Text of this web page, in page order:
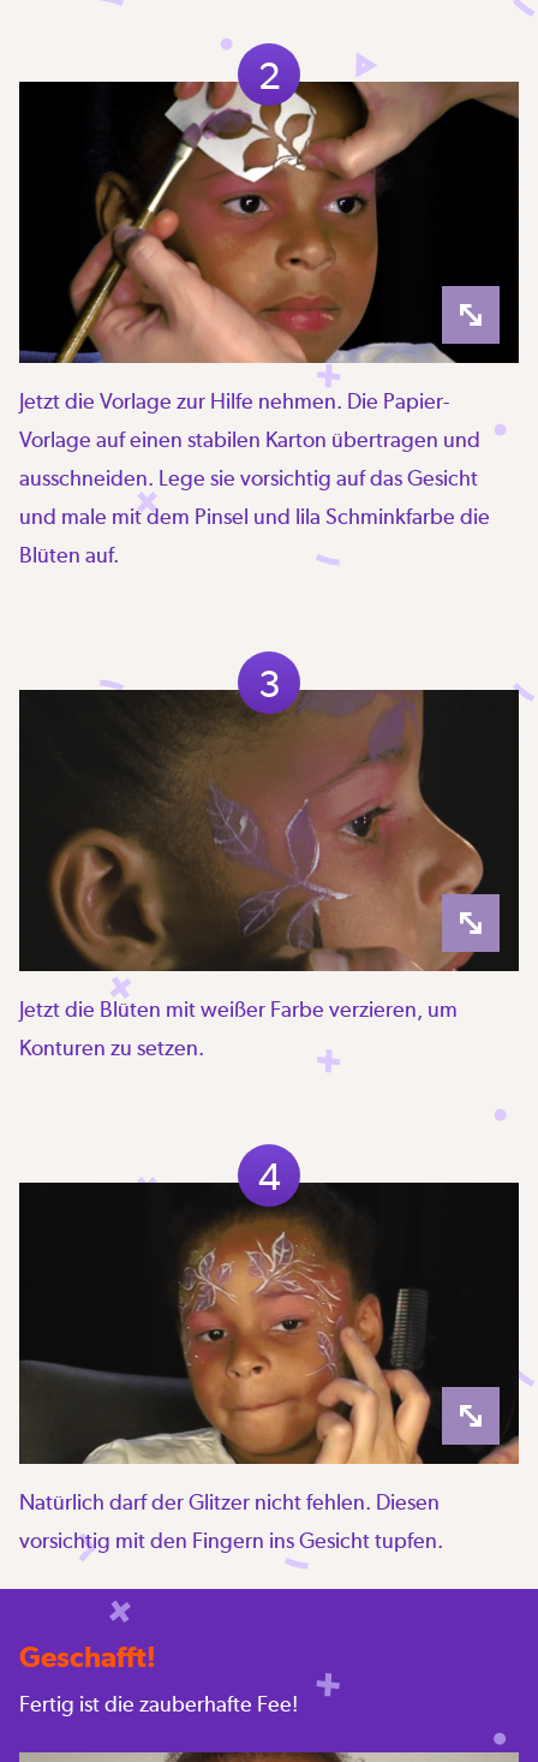
2
Jetzt die Vorlage zur Hilfe nehmen. Die Papier-
Vorlage auf einen stabilen Karton übertragen und
ausschneiden. Lege sie vorsichtig auf das Gesicht
und male mit dem Pinsel und lila Schminkfarbe die
Blüten auf.
3
Jetzt die Blüten mit weißer Farbe verzieren, um
Konturen zu setzen.
4
Natürlich darf der Glitzer nicht fehlen. Diesen
vorsichtig mit den Fingern ins Gesicht tupfen.
Geschafft!
Fertig ist die zauberhafte Fee!